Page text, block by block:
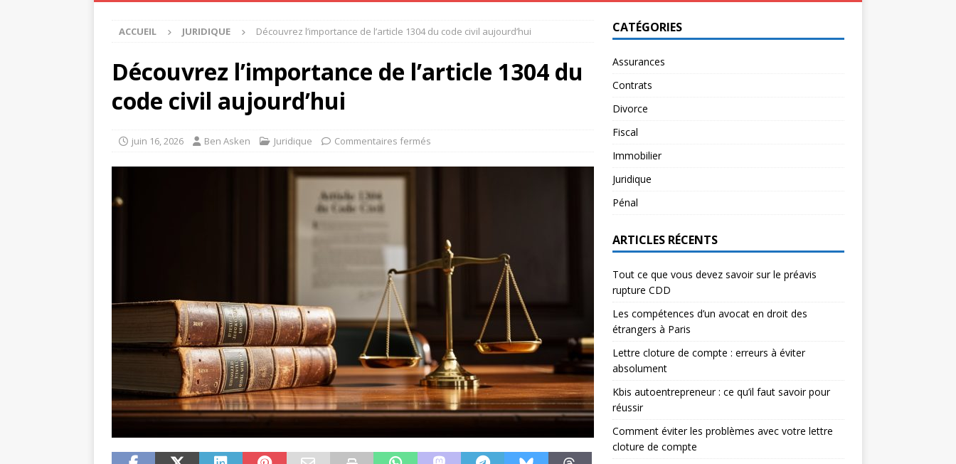
ACCUEIL JURIDIQUE Découvrez l’importance de l’article 1304 du code civil aujourd’hui
Découvrez l’importance de l’article 1304 du
code civil aujourd’hui
juin 16, 2026 Ben Asken Juridique Commentaires fermés
CATÉGORIES
Assurances
Contrats
Divorce
Fiscal
Immobilier
Juridique
Pénal
ARTICLES RÉCENTS
Tout ce que vous devez savoir sur le préavis
rupture CDD
Les compétences d’un avocat en droit des
étrangers à Paris
Lettre cloture de compte : erreurs à éviter
absolument
Kbis autoentrepreneur : ce qu’il faut savoir pour
réussir
Comment éviter les problèmes avec votre lettre
cloture de compte